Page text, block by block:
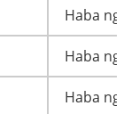
Haba ng
Haba ng
Haba ng